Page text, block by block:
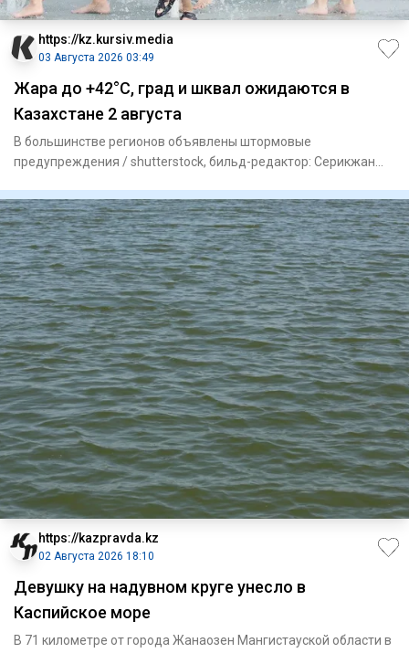
https://kz.kursiv.media
03 Августа 2026 03:49
Жара до +42°С, град и шквал ожидаются в
Казахстане 2 августа
В большинстве регионов объявлены штормовые
предупреждения / shutterstock, бильд-редактор: Серикжан
https://kazpravda.kz
02 Августа 2026 18:10
Девушку на надувном круге унесло в
Каспийское море
В 71 километре от города Жанаозен Мангистауской области в